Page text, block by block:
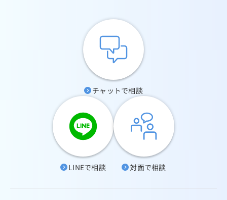
チャットで相談
LINEで相談 対面で相談